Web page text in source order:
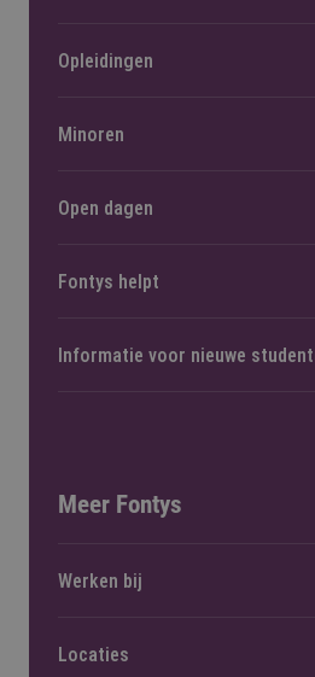
Opleidingen
Minoren
Open dagen
Fontys helpt
Informatie voor nieuwe
Meer Fontys
Werken bij
Locaties